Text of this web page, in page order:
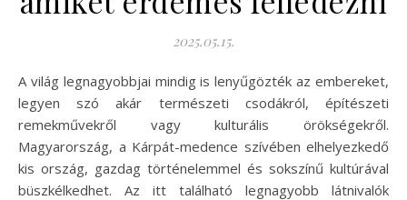
2025.05.15.
A világ legnagyobbjai mindig is lenyűgözték az embereket,
legyen szó akár természeti csodákról, építészeti
remekművekről vagy kulturális örökségekről.
Magyarország, a Kárpát-medence szívében elhelyezkedő
kis ország, gazdag történelemmel és sokszínű kultúrával
büszkélkedhet. Az itt található legnagyobb látnivalók